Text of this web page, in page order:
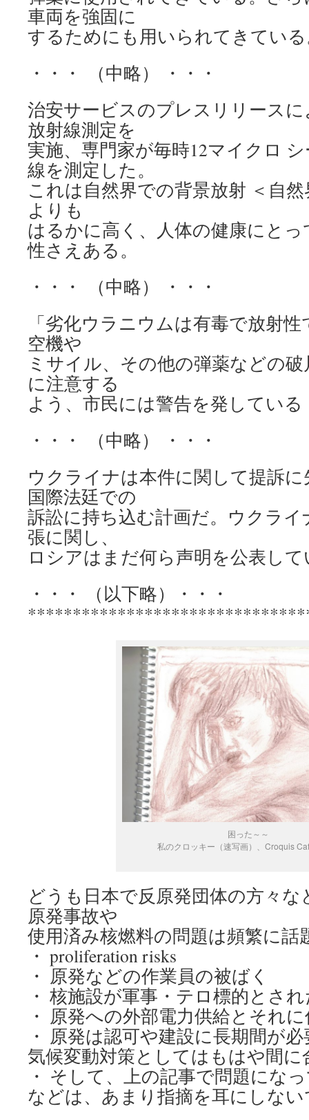
車両を強固に
するためにも用いられてきてい
・・・ （中略） ・・・
治安サービスのプレスリリース
放射線測定を
実施、専門家が毎時12マイクロ
線を測定した。
これは自然界での背景放射 ＜自
よりも
はるかに高く、人体の健康にと
性さえある。
・・・ （中略） ・・・
「劣化ウラニウムは有毒で放射
空機や
ミサイル、その他の弾薬などの
に注意する
よう、市民には警告を発している
・・・ （中略） ・・・
ウクライナは本件に関して提訴
国際法廷での
訴訟に持ち込む計画だ。ウクラ
張に関し、
ロシアはまだ何ら声明を公表し
・・・ （以下略）・・・
困った～～
私のクロッキー（速写画）、Croquis
どうも日本で反原発団体の方々
原発事故や
使用済み核燃料の問題は頻繁に話
・ proliferation risks
・ 原発などの作業員の被ばく
・ 核施設が軍事・テロ標的とさ
・ 原発への外部電力供給とそれ
・ 原発は認可や建設に長期間が
気候変動対策としてはもはや間に
・ そして、上の記事で問題にな
などは、あまり指摘を耳にしな